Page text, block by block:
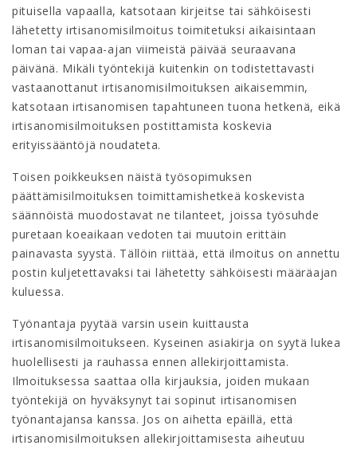
pituisella vapaalla, katsotaan kirjeitse tai sähköisesti
lähetetty irtisanomisilmoitus toimitetuksi aikaisintaan
loman tai vapaa-ajan viimeistä päivää seuraavana
päivänä. Mikäli työntekijä kuitenkin on todistettavasti
vastaanottanut irtisanomisilmoituksen aikaisemmin,
katsotaan irtisanomisen tapahtuneen tuona hetkenä, eikä
irtisanomisilmoituksen postittamista koskevia
erityissääntöjä noudateta.
Toisen poikkeuksen näistä työsopimuksen
päättämisilmoituksen toimittamishetkeä koskevista
säännöistä muodostavat ne tilanteet, joissa työsuhde
puretaan koeaikaan vedoten tai muutoin erittäin
painavasta syystä. Tällöin riittää, että ilmoitus on annettu
postin kuljetettavaksi tai lähetetty sähköisesti määräajan
kuluessa.
Työnantaja pyytää varsin usein kuittausta
irtisanomisilmoitukseen. Kyseinen asiakirja on syytä lukea
huolellisesti ja rauhassa ennen allekirjoittamista.
Ilmoituksessa saattaa olla kirjauksia, joiden mukaan
työntekijä on hyväksynyt tai sopinut irtisanomisen
työnantajansa kanssa. Jos on aihetta epäillä, että
irtisanomisilmoituksen allekirjoittamisesta aiheutuu